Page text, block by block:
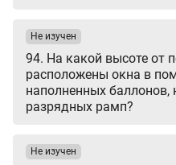
94. На какой высоте от
расположены окна в
наполненных баллонов,
разрядных рамп?
Не изучен
Не изучен